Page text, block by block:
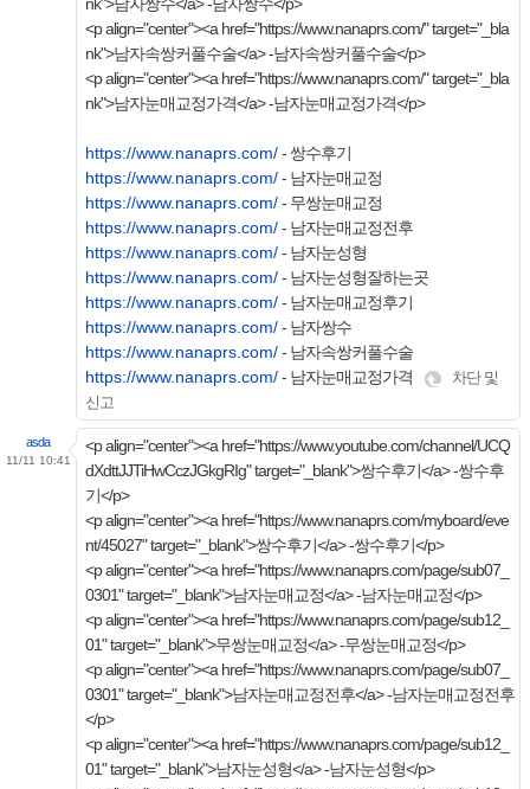
nk">남자쌍수</a> -남자쌍수</p>
<p align="center"><a href="https://www.nanaprs.com/" target="_bla
nk">남자속쌍커풀수술</a> -남자속쌍커풀수술</p>
<p align="center"><a href="https://www.nanaprs.com/" target="_bla
nk">남자눈매교정가격</a> -남자눈매교정가격</p>
https://www.nanaprs.com/- 쌍수후기
https://www.nanaprs.com/- 남자눈매교정
https://www.nanaprs.com/- 무쌍눈매교정
https://www.nanaprs.com/- 남자눈매교정전후
https://www.nanaprs.com/- 남자눈성형
https://www.nanaprs.com/- 남자눈성형잘하는곳
https://www.nanaprs.com/- 남자눈매교정후기
https://www.nanaprs.com/- 남자쌍수
https://www.nanaprs.com/- 남자속쌍커풀수술
https://www.nanaprs.com/- 남자눈매교정가격
차단 및
신고
asda
11/11 10:41
<p align="center"><a href="https://www.youtube.com/channel/UCQ
dXdttJJTiHwCczJGkgRIg" target="_blank">쌍수후기</a> -쌍수후
기</p>
<p align="center"><a href="https://www.nanaprs.com/myboard/eve
nt/45027" target="_blank">쌍수후기</a> -쌍수후기</p>
<p align="center"><a href="https://www.nanaprs.com/page/sub07_
0301" target="_blank">남자눈매교정</a> -남자눈매교정</p>
<p align="center"><a href="https://www.nanaprs.com/page/sub12_
01" target="_blank">무쌍눈매교정</a> -무쌍눈매교정</p>
<p align="center"><a href="https://www.nanaprs.com/page/sub07_
0301" target="_blank">남자눈매교정전후</a> -남자눈매교정전후
</p>
<p align="center"><a href="https://www.nanaprs.com/page/sub12_
01" target="_blank">남자눈성형</a> -남자눈성형</p>